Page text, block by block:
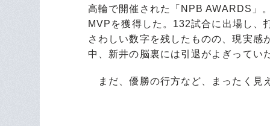
高輪で開催された「NPB AWARDS」
MVPを獲得した。132試合に出場し、
さわしい数字を残したものの、現実感
中、新井の脳裏には引退がよぎってい
まだ、優勝の行方など、まったく見